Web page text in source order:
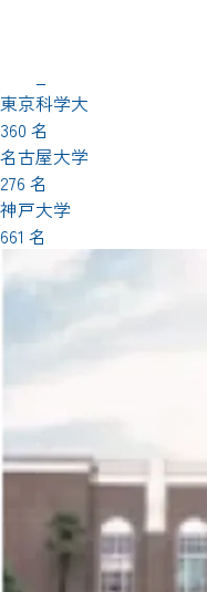
東京科学大
360 名
名古屋大学
276 名
神戸大学
661 名